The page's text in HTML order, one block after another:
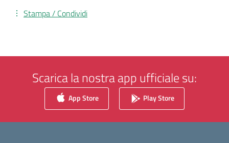
Stampa / Condividi
Scarica la nostra app ufficiale su:
App Store Play Store